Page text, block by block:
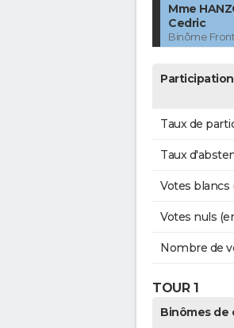
Mme
Cedric
Binôme
Taux de
Taux
Votes blancs
Votes nuls
Nombre de
TOUR 1
Binômes de